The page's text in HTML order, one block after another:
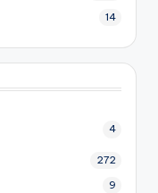
14
4
272
9